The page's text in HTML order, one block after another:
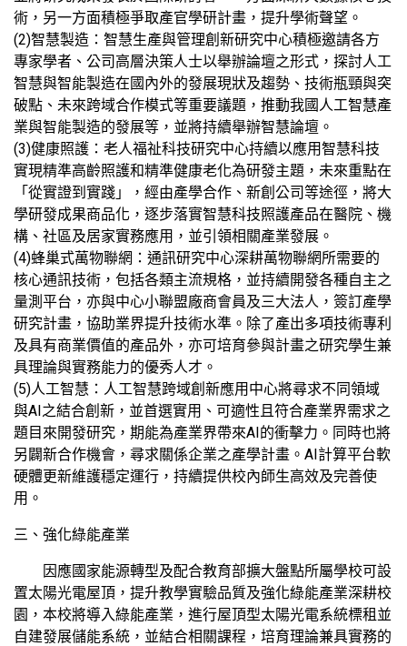
術，另一方面積極爭取產官學研計畫，提升學術聲望。
(2)智慧製造：智慧生產與管理創新研究中心積極邀請各方
專家學者、公司高層決策人士以舉辦論壇之形式，探討人工
智慧與智能製造在國內外的發展現狀及趨勢、技術瓶頸與突
破點、未來跨域合作模式等重要議題，推動我國人工智慧產
業與智能製造的發展等，並將持續舉辦智慧論壇。
(3)健康照護：老人福祉科技研究中心持續以應用智慧科技
實現精準高齡照護和精準健康老化為研發主題，未來重點在
「從實證到實踐」，經由產學合作、新創公司等途徑，將大
學研發成果商品化，逐步落實智慧科技照護產品在醫院、機
構、社區及居家實務應用，並引領相關產業發展。
(4)蜂巢式萬物聯網：通訊研究中心深耕萬物聯網所需要的
核心通訊技術，包括各類主流規格，並持續開發各種自主之
量測平台，亦與中心小聯盟廠商會員及三大法人，簽訂產學
研究計畫，協助業界提升技術水準。除了產出多項技術專利
及具有商業價值的產品外，亦可培育參與計畫之研究學生兼
具理論與實務能力的優秀人才。
(5)人工智慧：人工智慧跨域創新應用中心將尋求不同領域
與AI之結合創新，並首選實用、可適性且符合產業界需求之
題目來開發研究，期能為產業界帶來AI的衝擊力。同時也將
另闢新合作機會，尋求關係企業之產學計畫。AI計算平台軟
硬體更新維護穩定運行，持續提供校內師生高效及完善使
用。
三、強化綠能產業
因應國家能源轉型及配合教育部擴大盤點所屬學校可設
置太陽光電屋頂，提升教學實驗品質及強化綠能產業深耕校
園，本校將導入綠能產業，進行屋頂型太陽光電系統標租並
自建發展儲能系統，並結合相關課程，培育理論兼具實務的